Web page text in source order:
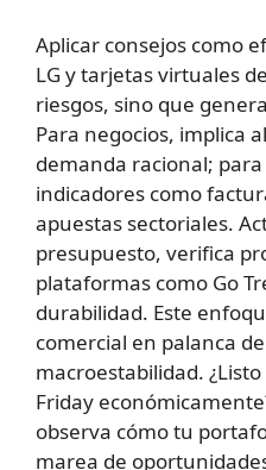
Aplicar consejos como
LG y tarjetas virtuales
riesgos, sino que
Para negocios, implica
demanda racional;
indicadores como
apuestas sectoriales.
presupuesto, verifica
plataformas como Go
durabilidad. Este
comercial en palanca
macroestabilidad.
Friday
observa cómo tu
marea de